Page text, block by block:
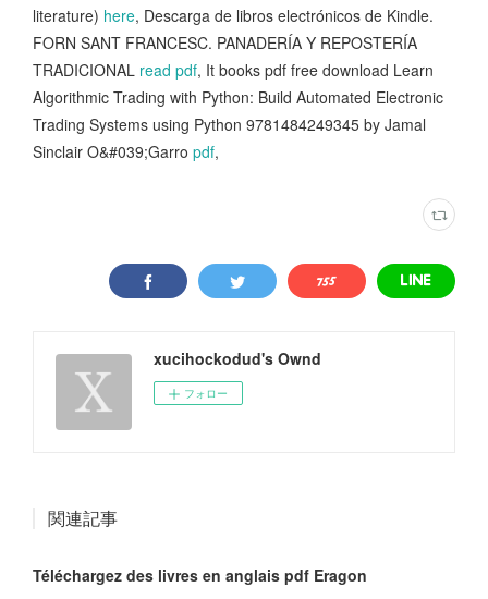
literature) here, Descarga de libros electrónicos de Kindle.
FORN SANT FRANCESC. PANADERÍA Y REPOSTERÍA
TRADICIONAL read pdf, It books pdf free download Learn
Algorithmic Trading with Python: Build Automated Electronic
Trading Systems using Python 9781484249345 by Jamal
Sinclair O&#039;Garro pdf,
xucihockodud's Ownd
フォロー
関連記事
Téléchargez des livres en anglais pdf Eragon